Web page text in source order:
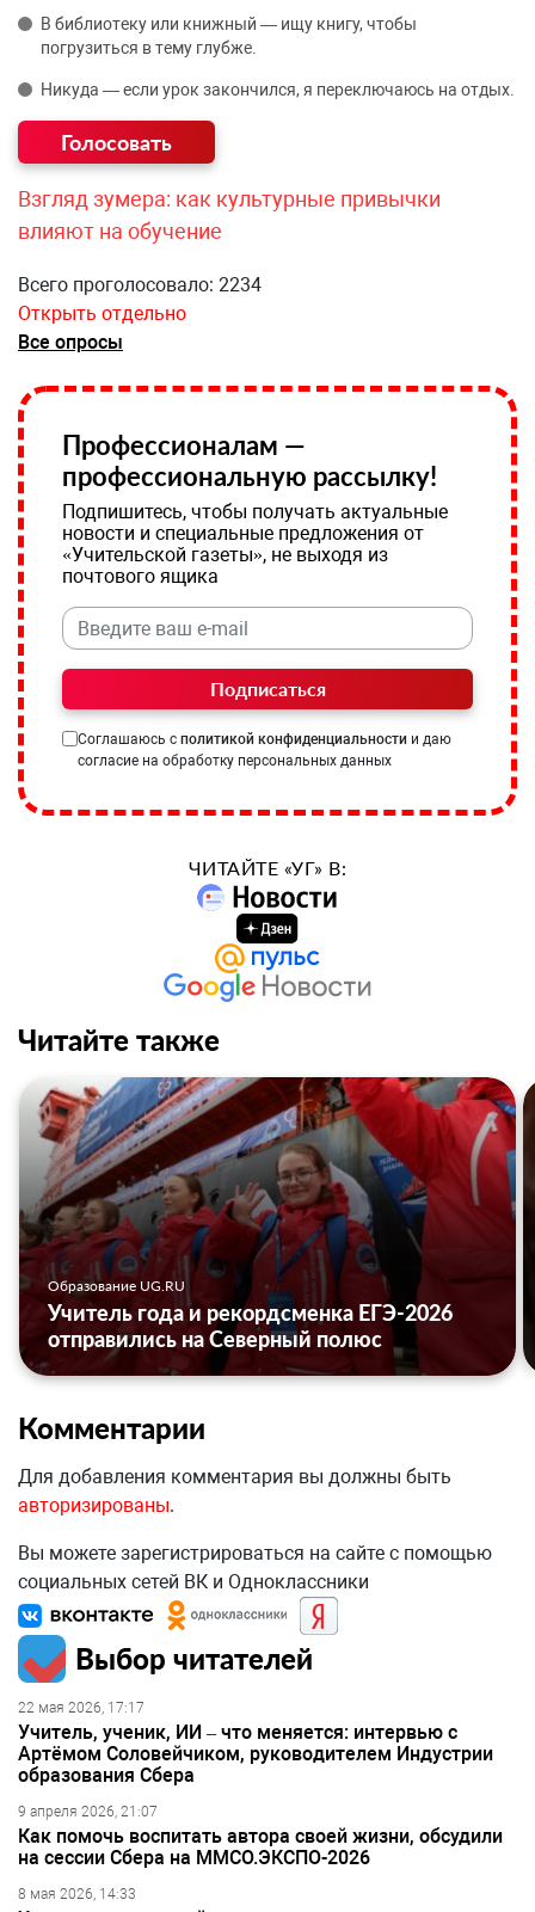
В библиотеку или книжный — ищу книгу, чтобы
погрузиться в тему глубже.
Никуда — если урок закончился, я переключаюсь на отдых.
Взгляд зумера: как культурные привычки
влияют на обучение
Всего проголосовало: 2234
Открыть отдельно
Все опросы
Профессионалам —
профессиональную рассылку!
Подпишитесь, чтобы получать актуальные
новости и специальные предложения от
«Учительской газеты», не выходя из
почтового ящика
Подписаться
Соглашаюсь с политикой конфиденциальности и даю
согласие на обработку персональных данных
ЧИТАЙТЕ «УГ» В:
Читайте также
Образование UG.RU
Учитель года и рекордсменка ЕГЭ-2026
отправились на Северный полюс
Комментарии
Для добавления комментария вы должны быть
авторизированы.
Вы можете зарегистрироваться на сайте с помощью
социальных сетей ВК и Одноклассники
Выбор читателей
22 мая 2026, 17:17
Учитель, ученик, ИИ – что меняется: интервью с
Артёмом Соловейчиком, руководителем Индустрии
образования Сбера
9 апреля 2026, 21:07
Как помочь воспитать автора своей жизни, обсудили
на сессии Сбера на ММСО.ЭКСПО-2026
8 мая 2026, 14:33